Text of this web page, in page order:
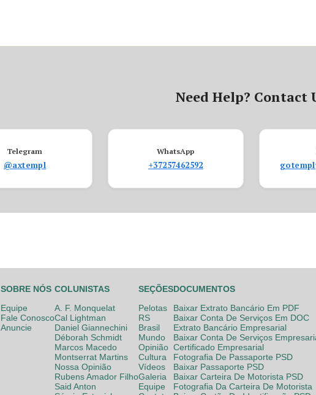
Need Help? Contact
Telegram
@axtempl
WhatsApp
+37257462592
SOBRE NÓS
Equipe
Fale Conosco
Anuncie
COLUNISTAS
A. F. Monquelat
Cal Lightman
Daniel Giannechini
Déborah Schmidt
Marcos Macedo
Montserrat Martins
Nossa Opinião
Rubens Amador Filho
Said Anton
SEÇÕES
Pelotas
RS
Brasil
Mundo
Opinião
Cultura
Vídeos
Galeria
Equipe
DOCUMENTOS
Baixar Extrato Bancário Em PDF
Baixar Conta De Serviços Em DOC
Extrato Bancário Empresarial
Baixar Conta De Serviços
Certificado Empresarial
Fotografia De Passaporte PSD
Baixar Passaporte PSD
Baixar Carteira De Motorista PSD
Fotografia Da Carteira De Motorista